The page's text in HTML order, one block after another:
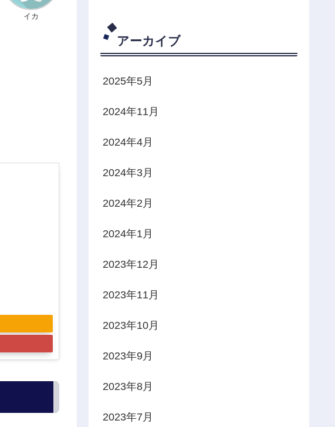
イカ
アーカイブ
2025年5月
2024年11月
2024年4月
2024年3月
2024年2月
2024年1月
2023年12月
2023年11月
2023年10月
2023年9月
2023年8月
2023年7月